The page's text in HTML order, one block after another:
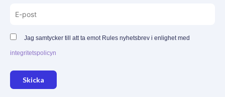
Jag samtycker till att ta emot Rules nyhetsbrev i enlighet med
integritetspolicyn
Skicka